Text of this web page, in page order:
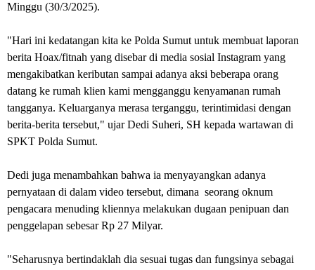
Minggu (30/3/2025).
"Hari ini kedatangan kita ke Polda Sumut untuk membuat laporan
berita Hoax/fitnah yang disebar di media sosial Instagram yang
mengakibatkan keributan sampai adanya aksi beberapa orang
datang ke rumah klien kami mengganggu kenyamanan rumah
tangganya. Keluarganya merasa terganggu, terintimidasi dengan
berita-berita tersebut," ujar Dedi Suheri, SH kepada wartawan di
SPKT Polda Sumut.
Dedi juga menambahkan bahwa ia menyayangkan adanya
pernyataan di dalam video tersebut, dimana seorang oknum
pengacara menuding kliennya melakukan dugaan penipuan dan
penggelapan sebesar Rp 27 Milyar.
"Seharusnya bertindaklah dia sesuai tugas dan fungsinya sebagai